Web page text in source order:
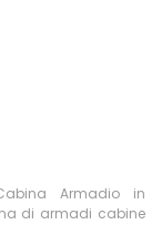
Armadio in
di armadi cabine